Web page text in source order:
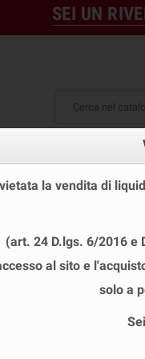
SEI UN
USA E GETTA
SIGARETTA
MY BLU
la vendita di
(art. 24 D.lgs. 6/2016 e
al sito e
solo a